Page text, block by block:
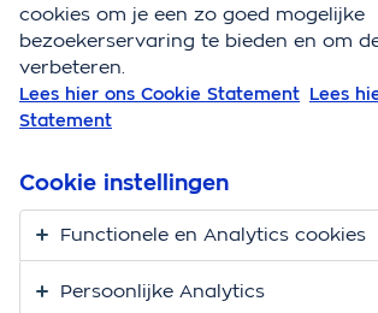
Als je de
niet betaalt
door omstandigheden kun je je
betalen. Dat heeft allerlei vervelende
Bijvoorbeeld een boete van de RDW.
alle schade betalen bij een ongeluk.
cookies om je een zo goed mogelijke
bezoekerservaring te bieden en om
verbeteren.
Lees hier ons Cookie Statement Lees
Statement
Cookie instellingen
Functionele en Analytics cookies
Persoonlijke Analytics